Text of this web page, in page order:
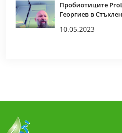
Пробиотиците
Георгиев в
10.05.2023